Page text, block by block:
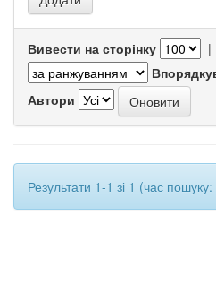
Вивести на сторінку |
Автори
Результати 1-1 зі 1 (час